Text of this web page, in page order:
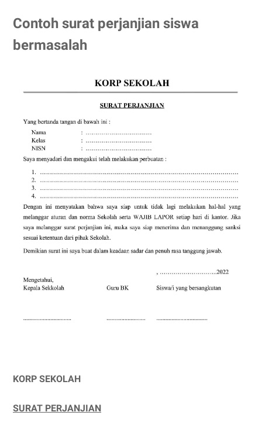
Contoh surat perjanjian siswa
bermasalah
KORP SEKOLAH
SURAT PERJANJIAN